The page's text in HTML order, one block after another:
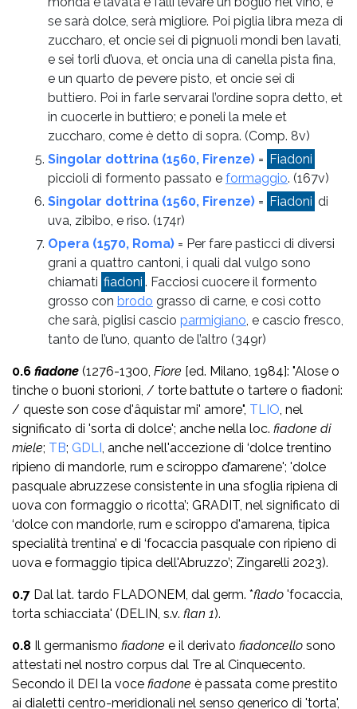
se sarà dolce, serà migliore. Poi piglia libra meza di
zuccharo, et oncie sei di pignuoli mondi ben lavati,
e sei torli d’uova, et oncia una di canella pista fina,
e un quarto de pevere pisto, et oncie sei di
buttiero. Poi in farle servarai l’ordine sopra detto, et
in cuocerle in buttiero; e poneli la mele et
zuccharo, come è detto di sopra. (Comp. 8v)
Singolar dottrina (1560, Firenze) = Fiadoni
piccioli di formento passato e formaggio. (167v)
Singolar dottrina (1560, Firenze) = Fiadoni di
uva, zibibo, e riso. (174r)
Opera (1570, Roma) = Per fare pasticci di diversi
grani a quattro cantoni, i quali dal vulgo sono
chiamati fiadoni . Facciosi cuocere il formento
grosso con brodo grasso di carne, e così cotto
che sarà, piglisi cascio parmigiano, e cascio fresco,
tanto de l’uno, quanto de l’altro (349r)
0.6 fiadone (1276-1300, Fiore [ed. Milano, 1984]: "Alose o
tinche o buoni storioni, / torte battute o tartere o fiadoni:
/ queste son cose d'âquistar mi' amore", TLIO, nel
significato di 'sorta di dolce'; anche nella loc. fiadone di
miele; TB; GDLI, anche nell'accezione di ‘dolce trentino
ripieno di mandorle, rum e sciroppo d’amarene'; 'dolce
pasquale abruzzese consistente in una sfoglia ripiena di
uova con formaggio o ricotta’; GRADIT, nel significato di
‘dolce con mandorle, rum e sciroppo d'amarena, tipica
specialità trentina’ e di ‘focaccia pasquale con ripieno di
uova e formaggio tipica dell'Abruzzo’; Zingarelli 2023).
0.7 Dal lat. tardo FLADONEM, dal germ. *flado 'focaccia,
torta schiacciata' (DELIN, s.v. flan 1).
0.8 Il germanismo fiadone e il derivato fiadoncello sono
attestati nel nostro corpus dal Tre al Cinquecento.
Secondo il DEI la voce fiadone è passata come prestito
ai dialetti centro-meridionali nel senso generico di 'torta',